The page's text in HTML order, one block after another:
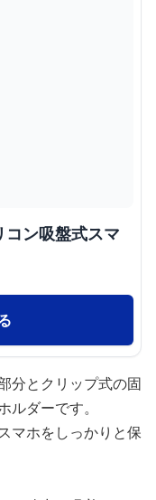
ン吸盤式スマ
分とクリップ式の固
ダーです。
マホをしっかりと保